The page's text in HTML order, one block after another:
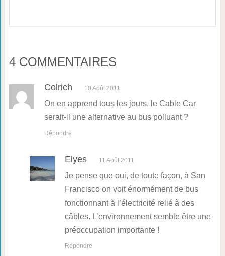
4 COMMENTAIRES
Colrich 10 Août 2011
On en apprend tous les jours, le Cable Car
serait-il une alternative au bus polluant ?
Répondre
Elyes 11 Août 2011
Je pense que oui, de toute façon, à San
Francisco on voit énormément de bus
fonctionnant à l’électricité relié à des
câbles. L’environnement semble être une
préoccupation importante !
Répondre